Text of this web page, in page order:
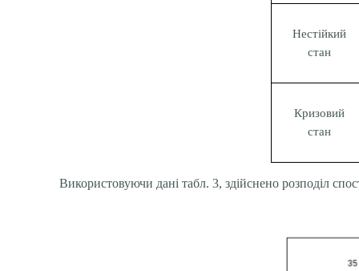
Нестійкий
стан
Кризовий
стан
Використовуючи дані табл. 3, здійснено розподіл